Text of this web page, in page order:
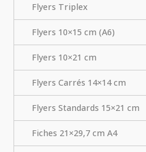
Flyers Triplex
Flyers 10×15 cm (A6)
Flyers 10×21 cm
Flyers Carrés 14×14 cm
Flyers Standards 15×21 cm
Fiches 21×29,7 cm A4